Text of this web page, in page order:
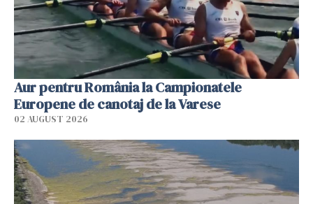
Aur pentru România la Campionatele
Europene de canotaj de la Varese
02 AUGUST 2026